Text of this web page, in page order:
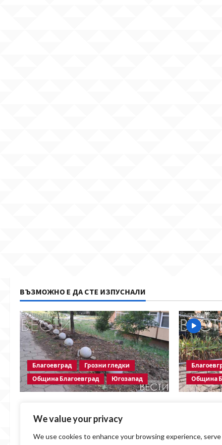
We value your privacy
We use cookies to enhance your browsing experience, serve
ВЪЗМОЖНО Е ДА СТЕ ИЗПУСНАЛИ
Благоевград
Грозни гледки
Община Благоевград
Югозапад
пешеходна зона – поредното
Община Благоевград
Община